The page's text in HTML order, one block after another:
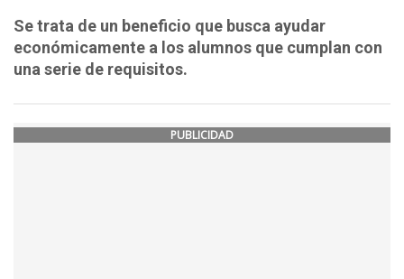
Se trata de un beneficio que busca ayudar
económicamente a los alumnos que cumplan con
una serie de requisitos.
PUBLICIDAD